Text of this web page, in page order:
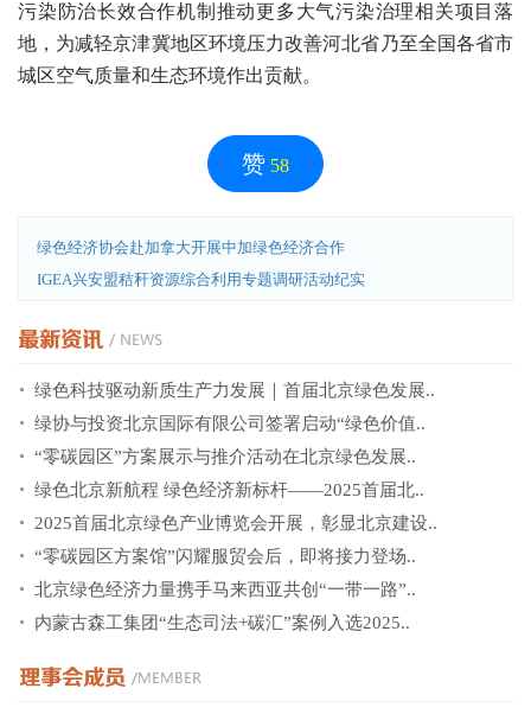
污染防治长效合作机制推动更多大气污染治理相关项目落
地，为减轻京津冀地区环境压力改善河北省乃至全国各省市
城区空气质量和生态环境作出贡献。
赞 58
绿色经济协会赴加拿大开展中加绿色经济合作
IGEA兴安盟秸秆资源综合利用专题调研活动纪实
绿色科技驱动新质生产力发展｜首届北京绿色发展..
绿协与投资北京国际有限公司签署启动“绿色价值..
“零碳园区”方案展示与推介活动在北京绿色发展..
绿色北京新航程 绿色经济新标杆——2025首届北..
2025首届北京绿色产业博览会开展，彰显北京建设..
“零碳园区方案馆”闪耀服贸会后，即将接力登场..
北京绿色经济力量携手马来西亚共创“一带一路”..
内蒙古森工集团“生态司法+碳汇”案例入选2025..